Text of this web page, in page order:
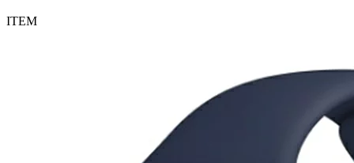
ITEM